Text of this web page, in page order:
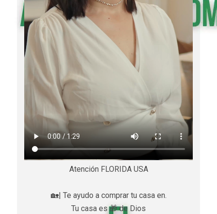
Atención FLORIDA USA
🏡| Te ayudo a comprar tu casa en.
Tu casa es 🎁 de Dios